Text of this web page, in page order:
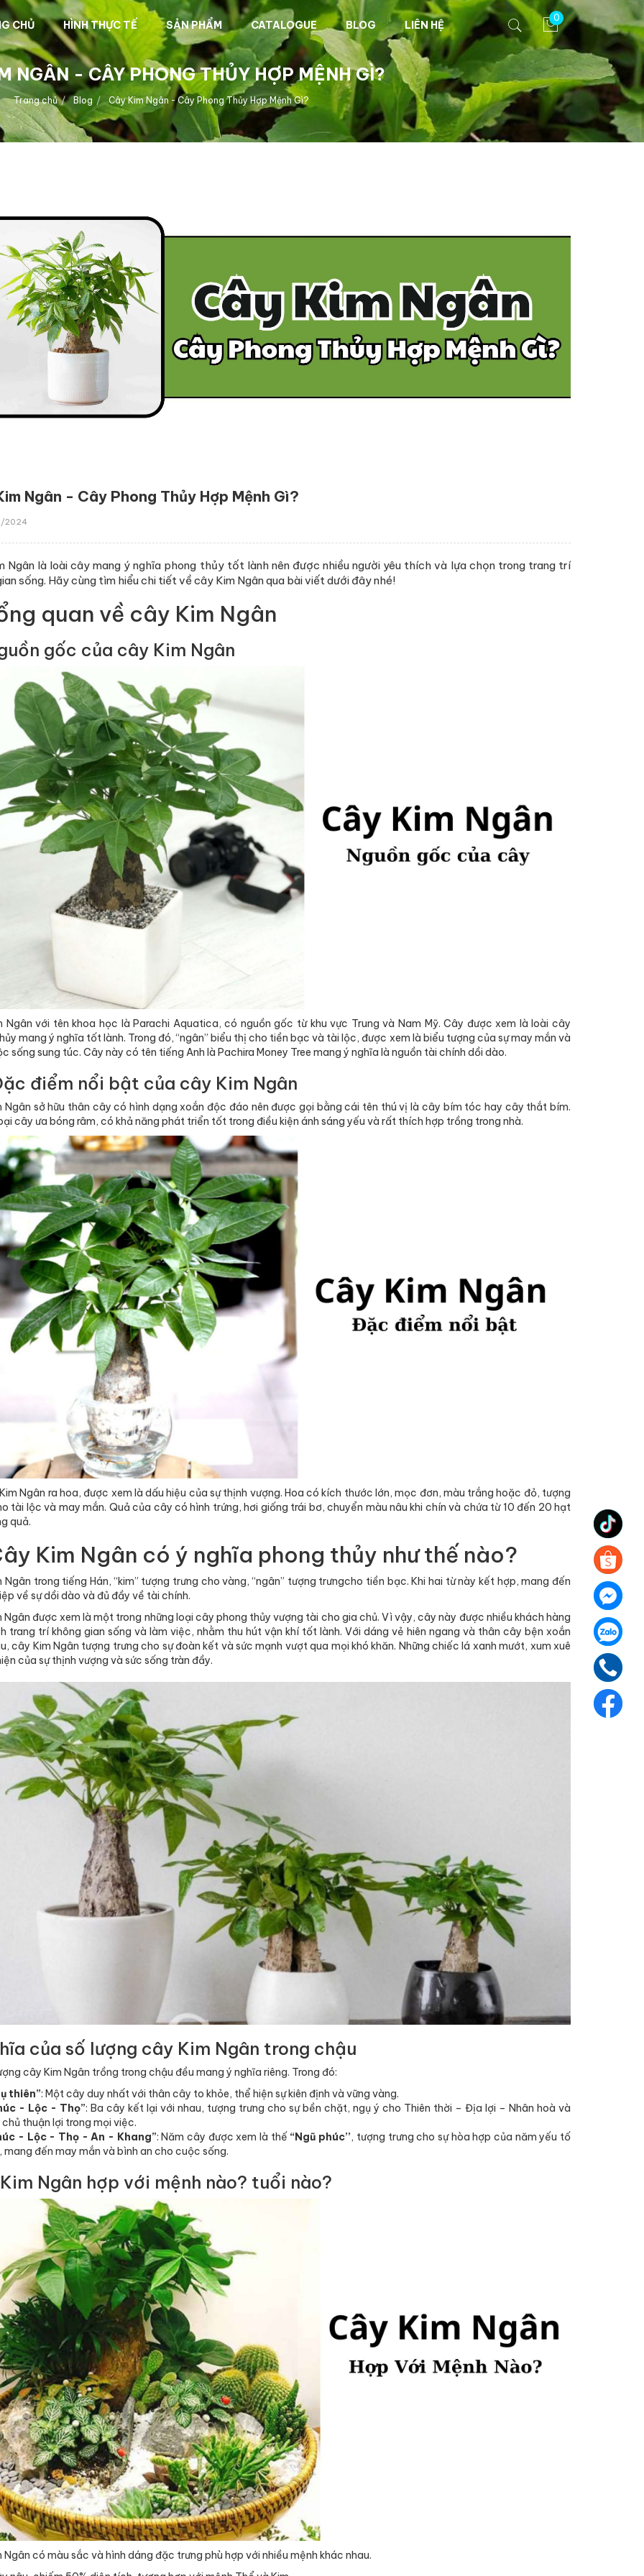
0
CHỦ HÌNH THỰC TẾ SẢN PHẨM CATALOGUE BLOG LIÊN HỆ
NGÂN - CÂY PHONG THỦY HỢP MỆNH GÌ?
Trang chủ Blog Cây Kim Ngân - Cây Phong Thủy Hợp Mệnh Gì?
Ngân - Cây Phong Thủy Hợp Mệnh Gì?
2024
Ngân là loài cây mang ý nghĩa phong thủy tốt lành nên được nhiều người yêu thích và lựa chọn trong trang trí
sống. Hãy cùng tìm hiểu chi tiết về cây Kim Ngân qua bài viết dưới đây nhé!
quan về cây Kim Ngân
gốc của cây Kim Ngân
Ngân với tên khoa học là Parachi Aquatica, có nguồn gốc từ khu vực Trung và Nam Mỹ. Cây được xem là loài cây
mang ý nghĩa tốt lành. Trong đó, “ngân” biểu thị cho tiền bạc và tài lộc, được xem là biểu tượng của sự may mắn và
sống sung túc. Cây này có tên tiếng Anh là Pachira Money Tree mang ý nghĩa là nguồn tài chính dồi dào.
điểm nổi bật của cây Kim Ngân
Ngân sở hữu thân cây có hình dạng xoắn độc đáo nên được gọi bằng cái tên thú vị là cây bím tóc hay cây thắt bím.
cây ưa bóng râm, có khả năng phát triển tốt trong điều kiện ánh sáng yếu và rất thích hợp trồng trong nhà.
Ngân ra hoa, được xem là dấu hiệu của sự thịnh vượng. Hoa có kích thước lớn, mọc đơn, màu trắng hoặc đỏ, tượng
tài lộc và may mắn. Quả của cây có hình trứng, hơi giống trái bơ, chuyển màu nâu khi chín và chứa từ 10 đến 20 hạt
quả.
Kim Ngân có ý nghĩa phong thủy như thế nào?
Ngân trong tiếng Hán, “kim” tượng trưng cho vàng, “ngân” tượng trưngcho tiền bạc. Khi hai từ này kết hợp, mang đến
về sự dồi dào và đủ đầy về tài chính.
Ngân được xem là một trong những loại cây phong thủy vượng tài cho gia chủ. Vì vậy, cây này được nhiều khách hàng
trang trí không gian sống và làm việc, nhằm thu hút vận khí tốt lành. Với dáng vẻ hiên ngang và thân cây bện xoắn
cây Kim Ngân tượng trưng cho sự đoàn kết và sức mạnh vượt qua mọi khó khăn. Những chiếc lá xanh mướt, xum xuê
của sự thịnh vượng và sức sống tràn đầy.
của số lượng cây Kim Ngân trong chậu
cây Kim Ngân trồng trong chậu đều mang ý nghĩa riêng. Trong đó:
thiên”: Một cây duy nhất với thân cây to khỏe, thể hiện sự kiên định và vững vàng.
- Lộc - Thọ”: Ba cây kết lại với nhau, tượng trưng cho sự bền chặt, ngụ ý cho Thiên thời – Địa lợi – Nhân hoà và
thuận lợi trong mọi việc.
- Lộc - Thọ - An - Khang”: Năm cây được xem là thế “Ngũ phúc’’, tượng trưng cho sự hòa hợp của năm yếu tố
mang đến may mắn và bình an cho cuộc sống.
Ngân hợp với mệnh nào? tuổi nào?
Ngân có màu sắc và hình dáng đặc trưng phù hợp với nhiều mệnh khác nhau.